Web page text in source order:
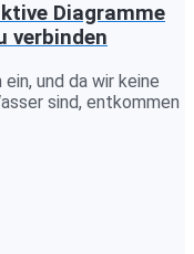
Diagramme
verbinden
und da wir keine
sind, entkommen